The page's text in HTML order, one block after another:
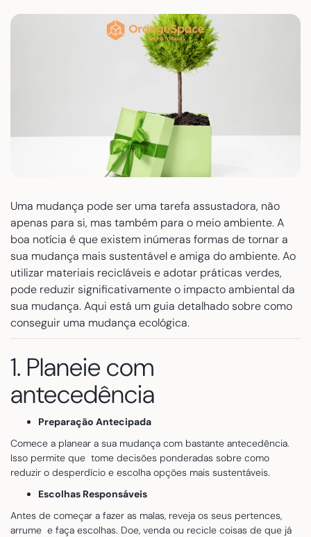
Uma mudança pode ser uma tarefa assustadora, não
apenas para si, mas também para o meio ambiente. A
boa notícia é que existem inúmeras formas de tornar a
sua mudança mais sustentável e amiga do ambiente. Ao
utilizar materiais recicláveis e adotar práticas verdes,
pode reduzir significativamente o impacto ambiental da
sua mudança. Aqui está um guia detalhado sobre como
conseguir uma mudança ecológica.
1. Planeie com
antecedência
Preparação Antecipada
Comece a planear a sua mudança com bastante antecedência.
Isso permite que tome decisões ponderadas sobre como
reduzir o desperdício e escolha opções mais sustentáveis.
Escolhas Responsáveis
Antes de começar a fazer as malas, reveja os seus pertences,
arrume e faça escolhas. Doe, venda ou recicle coisas de que já